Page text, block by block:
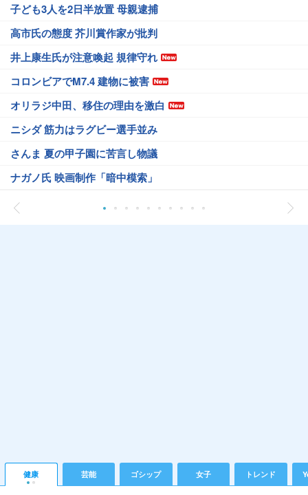
子ども3人を2日半放置 母親逮捕
高市氏の態度 芥川賞作家が批判
井上康生氏が注意喚起 規律守れ
コロンビアでM7.4 建物に被害
オリラジ中田、移住の理由を激白
ニシダ 筋力はラグビー選手並み
さんま 夏の甲子園に苦言し物議
ナガノ氏 映画制作「暗中模索」
健康 芸能 ゴシップ 女子 トレンド